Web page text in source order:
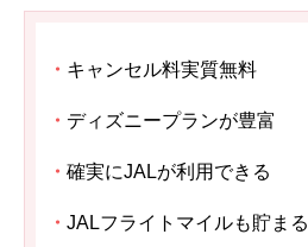
・ キャンセル料実質無料
・ ディズニープランが豊富
・ 確実にJALが利用できる
・ JALフライトマイルも貯まる